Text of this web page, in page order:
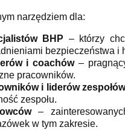
narzędziem dla:
BHP – którzy
bezpieczeństwa i
i coachów–
pracowników.
i liderów
zespołu.
–
w tym zakresie.